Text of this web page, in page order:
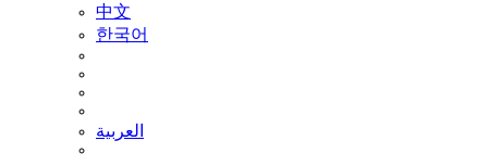
中文
한국어
العربية